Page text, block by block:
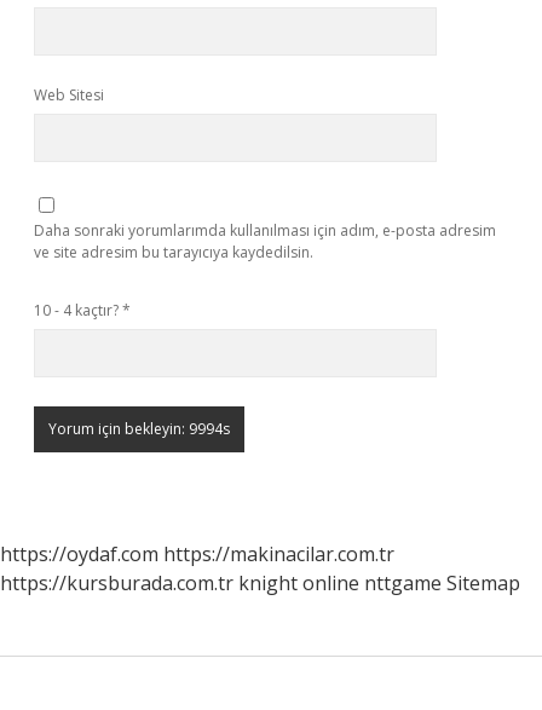
Web Sitesi
Daha sonraki yorumlarımda kullanılması için adım, e-posta adresim
ve site adresim bu tarayıcıya kaydedilsin.
10 - 4 kaçtır?*
https://oydaf.com https://makinacilar.com.tr
https://kursburada.com.tr knight online nttgame Sitemap